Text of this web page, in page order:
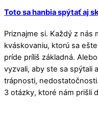
Toto sa hanbia spýtať aj
Priznajme si. Každý z nás
kváskovaniu, ktorú sa
príde príliš základná.
vyzvali, aby ste sa spýtali
trápnosti,
3 otázky, ktoré nám prišli